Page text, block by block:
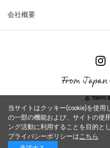
会社概要
© TOKYO
当サイトはクッキー(cookie)を使
の一部の機能および、サイトの使
ング活動に利用することを目的と
プライバシーポリシーはこちら